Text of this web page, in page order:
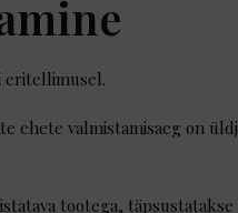
eritellimusel.
ehete valmistamisaeg on
tootega, täpsustatakse